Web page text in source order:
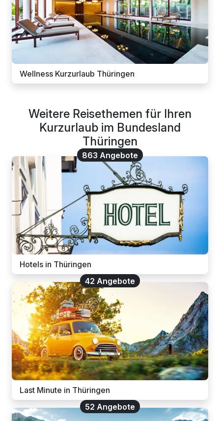
Wellness Kurzurlaub Thüringen
Weitere Reisethemen für Ihren
Kurzurlaub im Bundesland
Thüringen
863 Angebote
Hotels in Thüringen
42 Angebote
Last Minute in Thüringen
52 Angebote